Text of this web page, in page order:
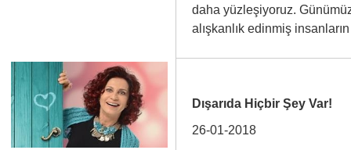
daha yüzleşiyoruz.
alışkanlık edinmiş
Dışarıda Hiçbir Şey Var!
26-01-2018